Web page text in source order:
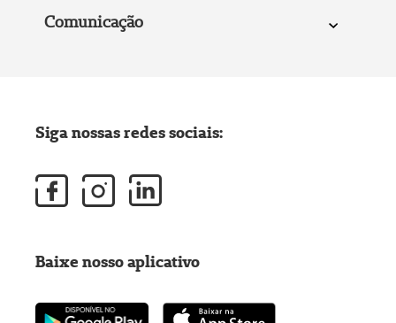
Comunicação
Siga nossas redes sociais:
Baixe nosso aplicativo